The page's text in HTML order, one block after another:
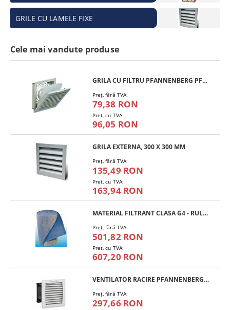
GRILE CU LAMELE FIXE
Cele mai vandute produse
GRILA CU FILTRU PFANNENBERG PFA 10.000
Preţ, fără TVA:
79,38 RON
Pret, cu TVA:
96,05 RON
GRILA EXTERNA, 300 X 300 MM
Preţ, fără TVA:
135,49 RON
Pret, cu TVA:
163,94 RON
MATERIAL FILTRANT CLASA G4 - RULOU
Preţ, fără TVA:
501,82 RON
Pret, cu TVA:
607,20 RON
VENTILATOR RACIRE PFANNENBERG PF 11.000
Preţ, fără TVA:
297,66 RON